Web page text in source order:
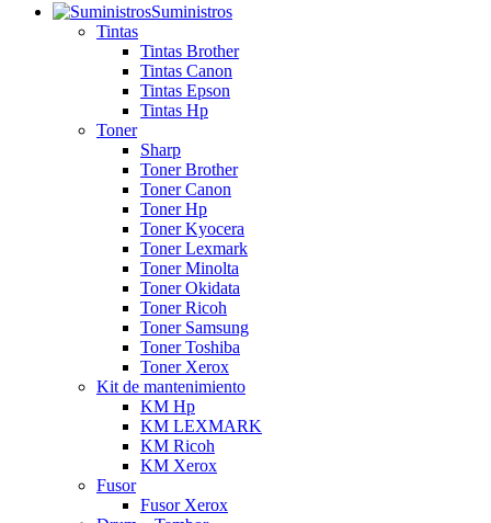
Suministros
Tintas
Tintas Brother
Tintas Canon
Tintas Epson
Tintas Hp
Toner
Sharp
Toner Brother
Toner Canon
Toner Hp
Toner Kyocera
Toner Lexmark
Toner Minolta
Toner Okidata
Toner Ricoh
Toner Samsung
Toner Toshiba
Toner Xerox
Kit de mantenimiento
KM Hp
KM LEXMARK
KM Ricoh
KM Xerox
Fusor
Fusor Xerox